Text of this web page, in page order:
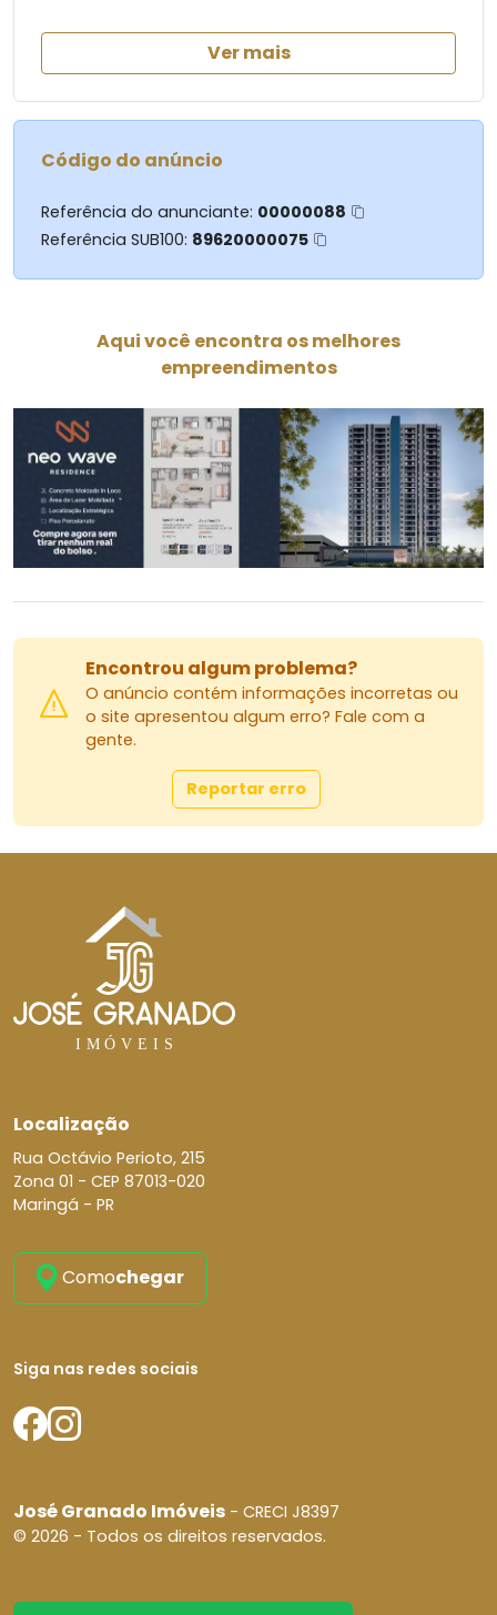
Ver mais
Código do anúncio
Referência do anunciante: 00000088
Referência SUB100: 89620000075
Aqui você encontra os melhores
empreendimentos
Encontrou algum problema?
O anúncio contém informações incorretas ou
o site apresentou algum erro? Fale com a
gente.
Reportar erro
Localização
Rua Octávio Perioto, 215
Zona 01 - CEP 87013-020
Maringá - PR
Comochegar
Siga nas redes sociais
José Granado Imóveis - CRECI J8397
© 2026 - Todos os direitos reservados.